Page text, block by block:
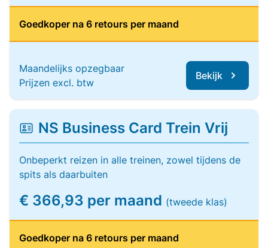
Goedkoper na 6 retours per maand
Maandelijks opzegbaar
Prijzen excl. btw
Bekijk
NS Business Card Trein Vrij
Onbeperkt reizen in alle treinen, zowel tijdens de
spits als daarbuiten
€ 366,93 per maand (tweede klas)
Goedkoper na 6 retours per maand